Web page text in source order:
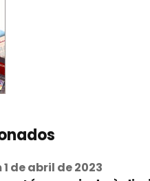
de abril de 2023